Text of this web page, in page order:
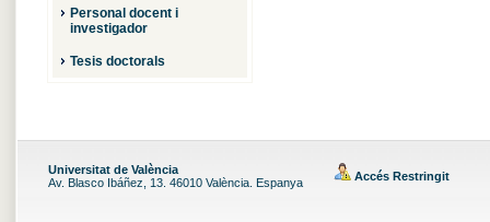
Personal docent i
investigador
Tesis doctorals
Universitat de València
Av. Blasco Ibáñez, 13. 46010 València. Espanya
Accés Restringit